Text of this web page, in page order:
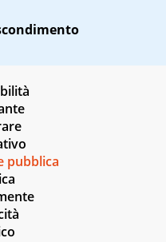
pubblica